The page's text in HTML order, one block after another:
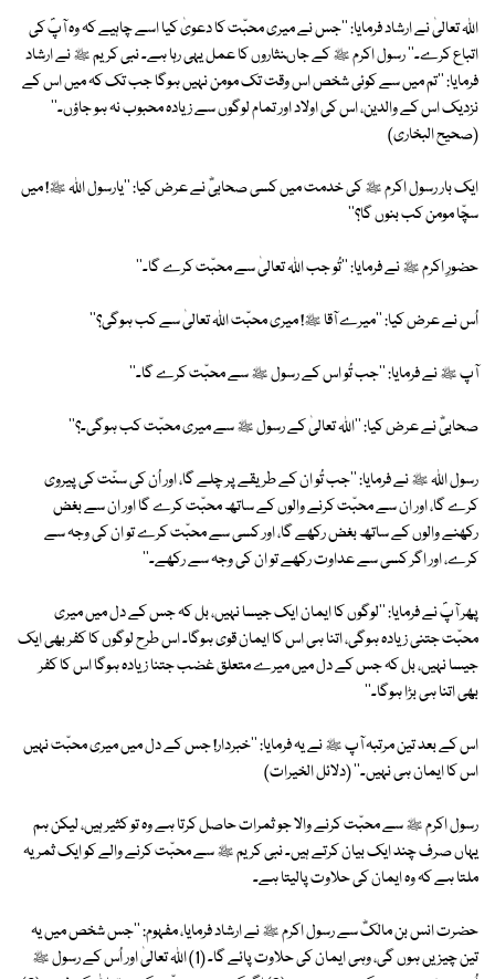
اﷲ تعالیٰ نے ارشاد فرمایا: ''جس نے میری محبّت کا دعویٰ کیا اسے چاہیے کہ وہ آپؐ کی
اتباع کرے۔'' رسول اکرم ﷺ کے جاںنثاروں کا عمل یہی رہا ہے۔ نبی کریم ﷺ نے ارشاد
فرمایا: ''تم میں سے کوئی شخص اس وقت تک مومن نہیں ہوگا جب تک کہ میں اس کے
نزدیک اس کے والدین، اس کی اولاد اور تمام لوگوں سے زیادہ محبوب نہ ہو جاؤں۔''
(صحیح البخاری)
ایک بار رسول اکرم ﷺ کی خدمت میں کسی صحابیؓ نے عرض کیا: ''یارسول اﷲ ﷺ! میں
سچّا مومن کب بنوں گا؟''
حضورِ اکرم ﷺ نے فرمایا: ''تُو جب اﷲ تعالیٰ سے محبّت کرے گا۔''
اُس نے عرض کیا: ''میرے آقا ﷺ! میری محبّت اﷲ تعالیٰ سے کب ہوگی؟''
آپ ﷺ نے فرمایا: ''جب تُو اس کے رسول ﷺ سے محبّت کرے گا۔''
صحابیؓ نے عرض کیا: ''اﷲ تعالیٰ کے رسول ﷺ سے میری محبّت کب ہوگی۔؟''
رسول اﷲ ﷺ نے فرمایا: ''جب تُو ان کے طریقے پر چلے گا، اور اُن کی سنّت کی پیروی
کرے گا، اور ان سے محبّت کرنے والوں کے ساتھ محبّت کرے گا اور ان سے بغض
رکھنے والوں کے ساتھ بغض رکھے گا، اور کسی سے محبّت کرے تو ان کی وجہ سے
کرے، اور اگر کسی سے عداوت رکھے تو ان کی وجہ سے رکھے۔''
پھر آپؐ نے فرمایا: ''لوگوں کا ایمان ایک جیسا نہیں، بل کہ جس کے دل میں میری
محبّت جتنی زیادہ ہوگی، اتنا ہی اس کا ایمان قوی ہوگا۔ اس طرح لوگوں کا کفر بھی ایک
جیسا نہیں، بل کہ جس کے دل میں میرے متعلق غضب جتنا زیادہ ہوگا اس کا کفر
بھی اتنا ہی بڑا ہوگا۔''
اس کے بعد تین مرتبہ آپ ﷺ نے یہ فرمایا: ''خبردار! جس کے دل میں میری محبّت نہیں
اس کا ایمان ہی نہیں۔'' (دلائل الخیرات)
رسول اکرم ﷺ سے محبّت کرنے والا جو ثمرات حاصل کرتا ہے وہ تو کثیر ہیں، لیکن ہم
یہاں صرف چند ایک بیان کرتے ہیں۔ نبی کریم ﷺ سے محبّت کرنے والے کو ایک ثمر یہ
ملتا ہے کہ وہ ایمان کی حلاوت پالیتا ہے۔
حضرت انس بن مالکؓ سے رسول اکرم ﷺ نے ارشاد فرمایا، مفہوم: ''جس شخص میں یہ
تین چیزیں ہوں گی، وہی ایمان کی حلاوت پائے گا۔ (1) اﷲ تعالیٰ اور اُس کے رسول ﷺ